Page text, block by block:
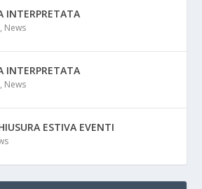
INTERPRETATA
, News
INTERPRETATA
, News
ESTIVA EVENTI